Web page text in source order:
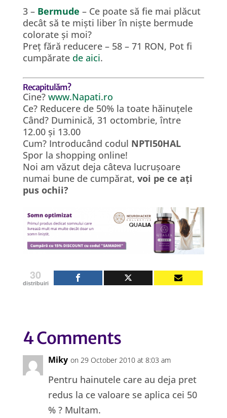
3 – Bermude – Ce poate să fie mai plăcut
decât să te miști liber în niște bermude
colorate și moi?
Preț fără reducere – 58 – 71 RON, Pot fi
cumpărate de aici.
Recapitulăm?
Cine? www.Napati.ro
Ce? Reducere de 50% la toate hăinuțele
Când? Duminică, 31 octombrie, între
12.00 și 13.00
Cum? Introducând codul NPTI50HAL
Spor la shopping online!
Noi am văzut deja câteva lucrușoare
numai bune de cumpărat, voi pe ce ați
pus ochii?
30
distribuiri
4 Comments
Miky on 29 October 2010 at 8:03 am
Pentru hainutele care au deja pret
redus la ce valoare se aplica cei 50
% ? Multam.